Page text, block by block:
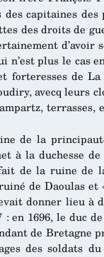
des capitaines
des droits de
d’avoir
plus le cas
forteresses de
avecq leurs
de la
à la duchesse
de la ruine de
de Daoulas et
donner lieu à
en 1696, le duc
de Bretagne
des soldats